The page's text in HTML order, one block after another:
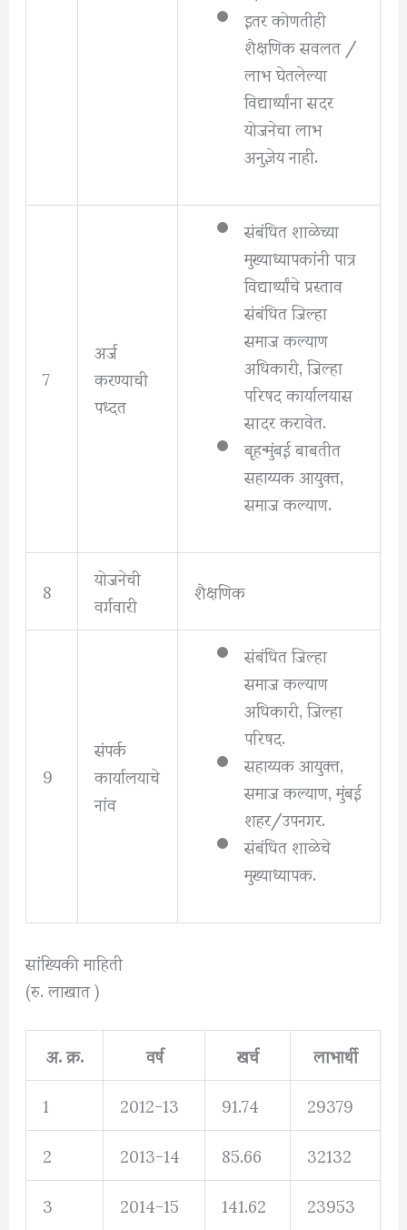
इतर कोणतीही
शैक्षणिक सवलत /
लाभ घेतलेल्या
विद्यार्थ्यांना सदर
योजनेचा लाभ
अनुज्ञेय नाही.
7
अर्ज
करण्याची
पध्दत
संबंधित शाळेच्या
मुख्याध्यापकांनी पात्र
विद्यार्थ्यांचे प्रस्ताव
संबंधित जिल्हा
समाज कल्याण
अधिकारी, जिल्हा
परिषद कार्यालयास
सादर करावेत.
बृहन्मुंबई बाबतीत
सहाय्यक आयुक्त,
समाज कल्याण.
8
योजनेची
वर्गवारी शैक्षणिक
9
संपर्क
कार्यालयाचे
नांव
संबंधित जिल्हा
समाज कल्याण
अधिकारी, जिल्हा
परिषद.
सहाय्यक आयुक्त,
समाज कल्याण, मुंबई
शहर/उपनगर.
संबंधित शाळेचे
मुख्याध्यापक.
सांख्यिकी माहिती
(रु. लाखात )
अ. क्र.
वर्ष खर्च
लाभार्थी
1
2012-13 91.74
29379
2
2013-14 85.66
32132
3
2014-15 141.62 23953